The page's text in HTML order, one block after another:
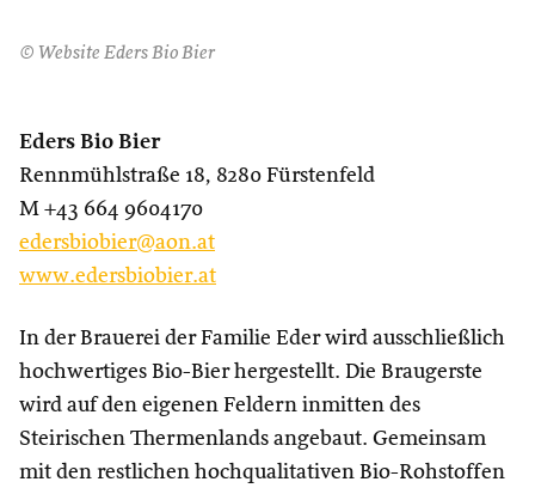
© Website Eders Bio Bier
Eders Bio Bier
Rennmühlstraße 18, 8280 Fürstenfeld
M +43 664 9604170
edersbiobier@aon.at
www.edersbiobier.at
In der Brauerei der Familie Eder wird ausschließlich
hochwertiges Bio-Bier hergestellt. Die Braugerste
wird auf den eigenen Feldern inmitten des
Steirischen Thermenlands angebaut. Gemeinsam
mit den restlichen hochqualitativen Bio-Rohstoffen